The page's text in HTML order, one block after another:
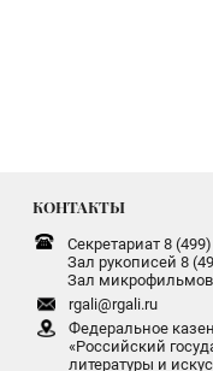
КОНТАКТЫ
Секретариат 8
Зал рукописей 8
Зал микрофильмов
rgali@rgali.ru
Федеральное
«Российский
литературы и